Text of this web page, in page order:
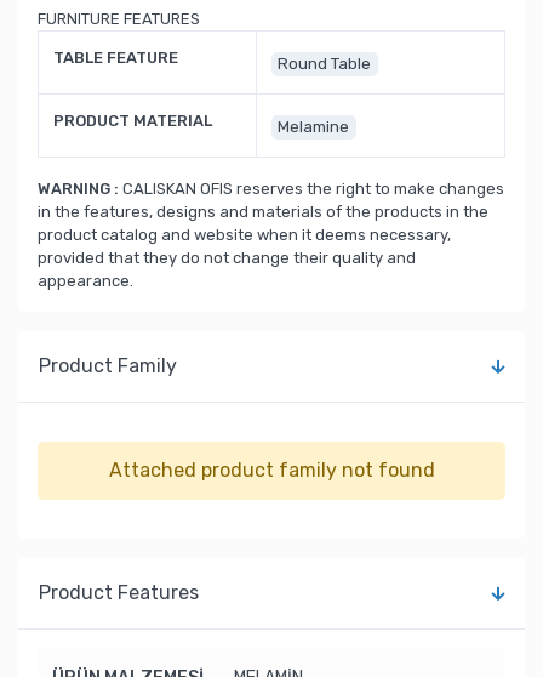
FURNITURE FEATURES
TABLE FEATURE Round Table
PRODUCT MATERIAL Melamine
WARNING : CALISKAN OFIS reserves the right to make changes
in the features, designs and materials of the products in the
product catalog and website when it deems necessary,
provided that they do not change their quality and
appearance.
Product Family
Attached product family not found
Product Features